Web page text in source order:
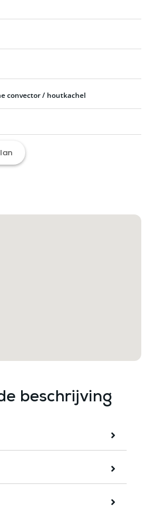
convector / houtkachel
beschrijving